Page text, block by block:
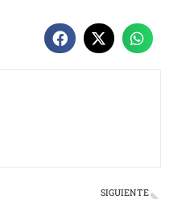
SIGUIENTE